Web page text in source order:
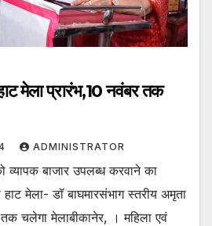
मेला प्रारंभ,10 नवंबर तक
ADMINISTRATOR
व्यापक बाजार उपलब्ध करवाने का
मेला- डॉ बाघमारसंभाग स्तरीय अमृता
चलेगा मेलाबीकानेर, । महिला एवं